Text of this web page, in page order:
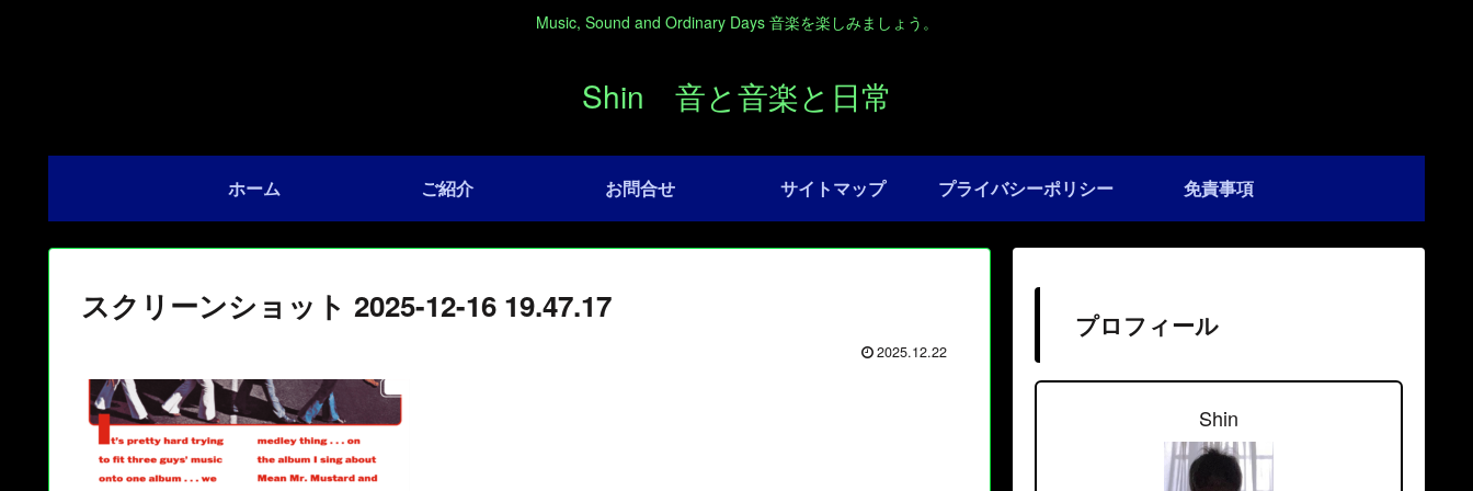
Music, Sound and Ordinary Days 音楽を楽しみましょう。
Shin 音と音楽と日常
ホーム ご紹介 お問合せ サイトマップ プライバシーポリシー 免責事項
スクリーンショット 2025-12-16 19.47.17
2025.12.22
プロフィール
Shin